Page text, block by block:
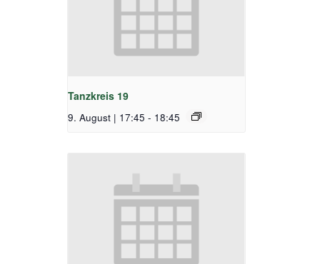
Tanzkreis 19
9. August | 17:45 - 18:45